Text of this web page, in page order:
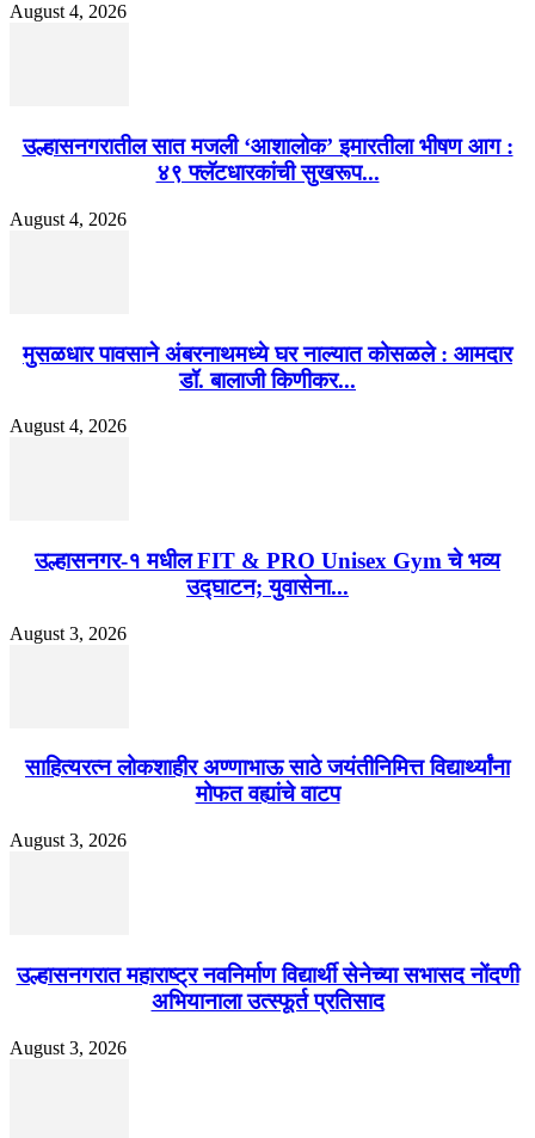
August 4, 2026
उल्हासनगरातील सात मजली ‘आशालोक’ इमारतीला भीषण आग :
४९ फ्लॅटधारकांची सुखरूप...
August 4, 2026
मुसळधार पावसाने अंबरनाथमध्ये घर नाल्यात कोसळले : आमदार
डॉ. बालाजी किणीकर...
August 4, 2026
उल्हासनगर-१ मधील FIT & PRO Unisex Gym चे भव्य
उद्घाटन; युवासेना...
August 3, 2026
साहित्यरत्न लोकशाहीर अण्णाभाऊ साठे जयंतीनिमित्त विद्यार्थ्यांना
मोफत वह्यांचे वाटप
August 3, 2026
उल्हासनगरात महाराष्ट्र नवनिर्माण विद्यार्थी सेनेच्या सभासद नोंदणी
अभियानाला उत्स्फूर्त प्रतिसाद
August 3, 2026